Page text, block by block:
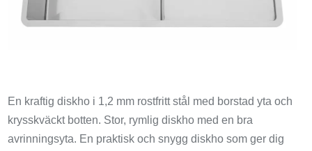
En kraftig diskho i 1,2 mm rostfritt stål med borstad yta och
krysskväckt botten. Stor, rymlig diskho med en bra
avrinningsyta. En praktisk och snygg diskho som ger dig